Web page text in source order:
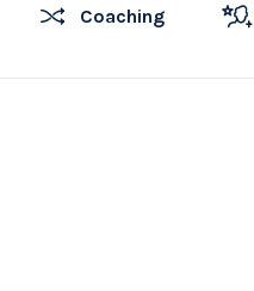
Coaching